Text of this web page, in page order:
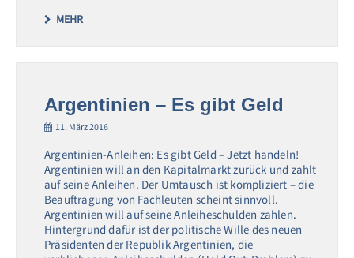
MEHR
Argentinien – Es gibt Geld
11. März 2016
Argentinien-Anleihen: Es gibt Geld – Jetzt handeln!
Argentinien will an den Kapitalmarkt zurück und zahlt
auf seine Anleihen. Der Umtausch ist kompliziert – die
Beauftragung von Fachleuten scheint sinnvoll.
Argentinien will auf seine Anleiheschulden zahlen.
Hintergrund dafür ist der politische Wille des neuen
Präsidenten der Republik Argentinien, die